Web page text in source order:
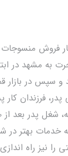
که کار فروش
به مشهد در
و سپس در
فرزندان کار
نیز راه